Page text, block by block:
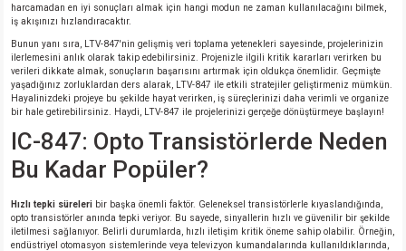
harcamadan en iyi sonuçları almak için hangi modun ne zaman kullanılacağını bilmek,
iş akışınızı hızlandıracaktır.
Bunun yanı sıra, LTV-847'nin gelişmiş veri toplama yetenekleri sayesinde, projelerinizin
ilerlemesini anlık olarak takip edebilirsiniz. Projenizle ilgili kritik kararları verirken bu
verileri dikkate almak, sonuçların başarısını artırmak için oldukça önemlidir. Geçmişte
yaşadığınız zorluklardan ders alarak, LTV-847 ile etkili stratejiler geliştirmeniz mümkün.
Hayalinizdeki projeye bu şekilde hayat verirken, iş süreçlerinizi daha verimli ve organize
bir hale getirebilirsiniz. Haydi, LTV-847 ile projelerinizi gerçeğe dönüştürmeye başlayın!
IC-847: Opto Transistörlerde Neden
Bu Kadar Popüler?
Hızlı tepki süreleri bir başka önemli faktör. Geleneksel transistörlerle kıyaslandığında,
opto transistörler anında tepki veriyor. Bu sayede, sinyallerin hızlı ve güvenilir bir şekilde
iletilmesi sağlanıyor. Belirli durumlarda, hızlı iletişim kritik öneme sahip olabilir. Örneğin,
endüstriyel otomasyon sistemlerinde veya televizyon kumandalarında kullanıldıklarında,